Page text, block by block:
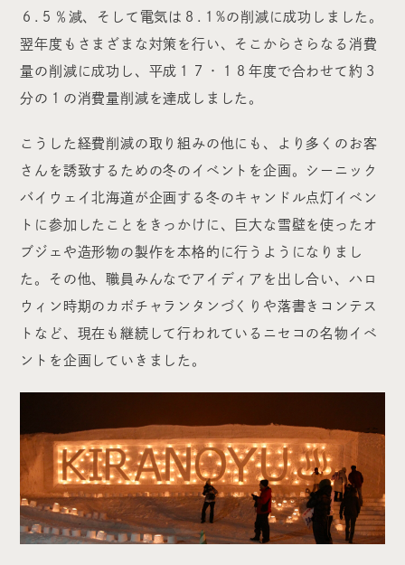
６.５％減、そして電気は８.１%の削減に成功しました。
翌年度もさまざまな対策を行い、そこからさらなる消費
量の削減に成功し、平成１７・１８年度で合わせて約３
分の１の消費量削減を達成しました。
こうした経費削減の取り組みの他にも、より多くのお客
さんを誘致するための冬のイベントを企画。シーニック
バイウェイ北海道が企画する冬のキャンドル点灯イベン
トに参加したことをきっかけに、巨大な雪壁を使ったオ
ブジェや造形物の製作を本格的に行うようになりまし
た。その他、職員みんなでアイディアを出し合い、ハロ
ウィン時期のカボチャランタンづくりや落書きコンテス
トなど、現在も継続して行われているニセコの名物イベ
ントを企画していきました。